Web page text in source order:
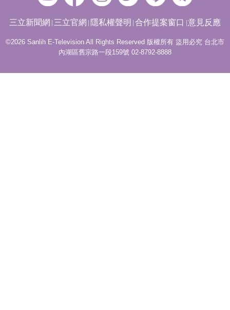
三立新聞網 三立官網 隱私權聲明 合作提案窗口 意見反應
©2026 Sanlih E-Television All Rights Reserved 版權所有 盜用必究 台北市
內湖區舊宗路一段159號 02-8792-8888